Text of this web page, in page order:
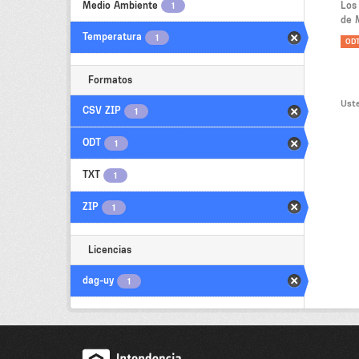
Medio Ambiente 1
Temperatura 1
Formatos
CSV ZIP 1
ODT 1
TXT 1
ZIP 1
Licencias
dag-uy 1
de
ODT